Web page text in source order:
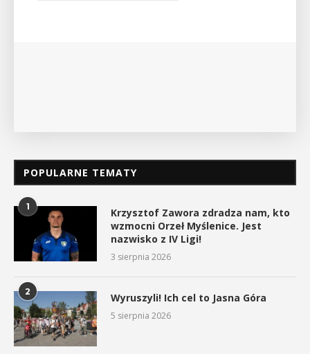
POPULARNE TEMATY
1
Krzysztof Zawora zdradza nam, kto
wzmocni Orzeł Myślenice. Jest
nazwisko z IV Ligi!
3 sierpnia 2026
2 Wyruszyli! Ich cel to Jasna Góra
5 sierpnia 2026